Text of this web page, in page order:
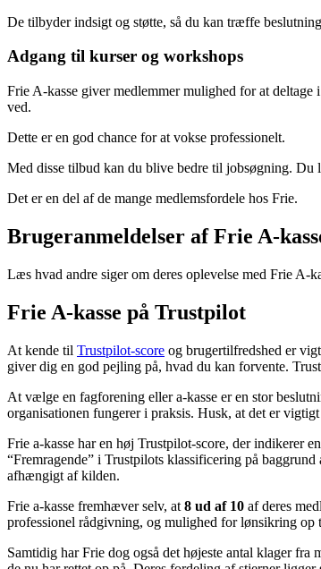
De tilbyder indsigt og støtte, så du kan træffe
Adgang til kurser og workshops
Frie A-kasse giver medlemmer mulighed for at
ved.
Dette er en god chance for at vokse professionelt.
Med disse tilbud kan du blive bedre til jobsøgning. Du
Det er en del af de mange medlemsfordele hos Frie.
Brugeranmeldelser af Frie A-
Læs hvad andre siger om deres oplevelse med Frie A-
Frie A-kasse på Trustpilot
At kende til Trustpilot-score og brugertilfredshed er
giver dig en god pejling på, hvad du kan forvente.
At vælge en fagforening eller a-kasse er en stor
organisationen fungerer i praksis. Husk, at det er
Frie a-kasse har en høj Trustpilot-score, der indikerer
“Fremragende” i Trustpilots klassificering på
afhængigt af kilden.
Frie a-kasse fremhæver selv, at 8 ud af 10 af deres
professionel rådgivning, og mulighed for lønsikring op
Samtidig har Frie dog også det højeste antal klager